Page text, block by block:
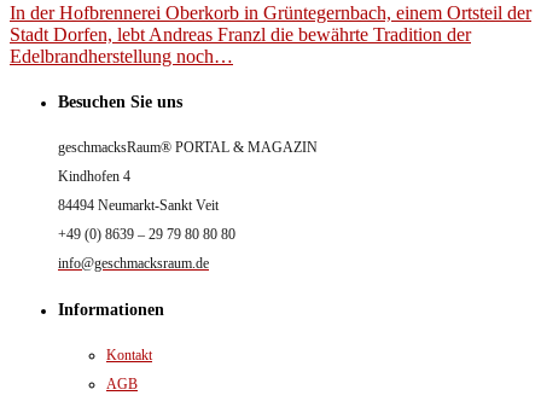
In der Hofbrennerei Oberkorb in Grüntegernbach, einem Ortsteil der
Stadt Dorfen, lebt Andreas Franzl die bewährte Tradition der
Edelbrandherstellung noch…
Besuchen Sie uns
geschmacksRaum® PORTAL & MAGAZIN
Kindhofen 4
84494 Neumarkt-Sankt Veit
+49 (0) 8639 – 29 79 80 80 80
info@geschmacksraum.de
Informationen
Kontakt
AGB